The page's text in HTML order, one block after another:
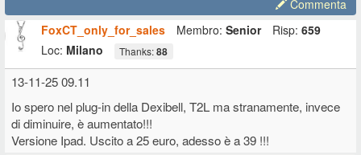
Commenta
FoxCT_only_for_sales
Membro: Senior Risp: 659
Loc: Milano Thanks:88
13-11-25 09.11
Io spero nel plug-in della Dexibell, T2L ma stranamente, invece
di diminuire, è aumentato!!!
Versione Ipad. Uscito a 25 euro, adesso è a 39 !!!